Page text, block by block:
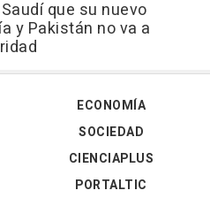
que su nuevo
y Pakistán no va a
ECONOMÍA
SOCIEDAD
CIENCIAPLUS
PORTALTIC